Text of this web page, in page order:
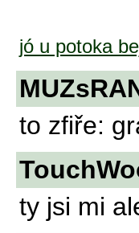
jó u potoka
to zfiře:
ty jsi mi